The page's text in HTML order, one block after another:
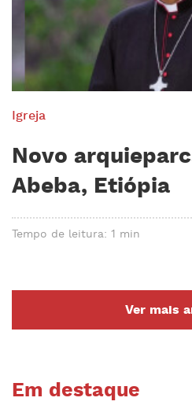
Em destaque
Igreja
Novo
Abeba, Etiópia
Tempo de leitura: 1 min
Ver mais